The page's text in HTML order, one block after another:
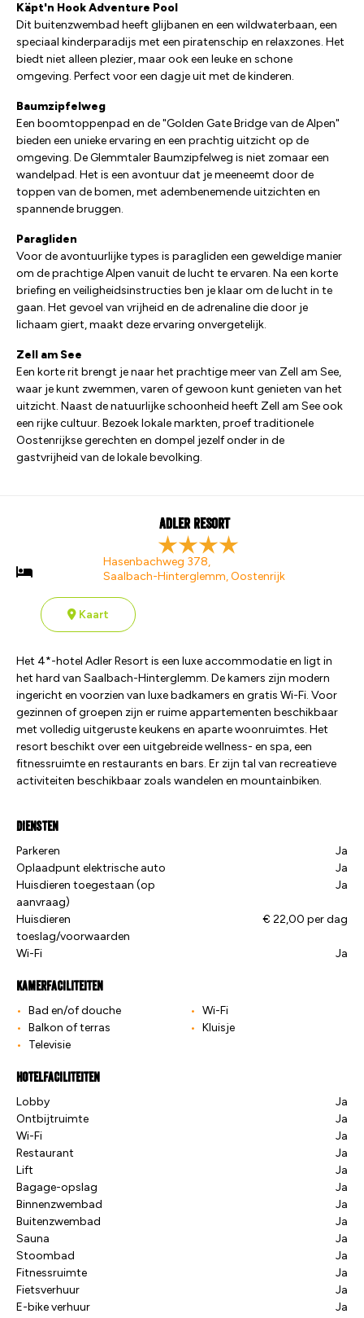
Käpt'n Hook Adventure Pool
Dit buitenzwembad heeft glijbanen en een wildwaterbaan, een
speciaal kinderparadijs met een piratenschip en relaxzones. Het
biedt niet alleen plezier, maar ook een leuke en schone
omgeving. Perfect voor een dagje uit met de kinderen.
Baumzipfelweg
Een boomtoppenpad en de "Golden Gate Bridge van de Alpen"
bieden een unieke ervaring en een prachtig uitzicht op de
omgeving. De Glemmtaler Baumzipfelweg is niet zomaar een
wandelpad. Het is een avontuur dat je meeneemt door de
toppen van de bomen, met adembenemende uitzichten en
spannende bruggen.
Paragliden
Voor de avontuurlijke types is paragliden een geweldige manier
om de prachtige Alpen vanuit de lucht te ervaren. Na een korte
briefing en veiligheidsinstructies ben je klaar om de lucht in te
gaan. Het gevoel van vrijheid en de adrenaline die door je
lichaam giert, maakt deze ervaring onvergetelijk.
Zell am See
Een korte rit brengt je naar het prachtige meer van Zell am See,
waar je kunt zwemmen, varen of gewoon kunt genieten van het
uitzicht. Naast de natuurlijke schoonheid heeft Zell am See ook
een rijke cultuur. Bezoek lokale markten, proef traditionele
Oostenrijkse gerechten en dompel jezelf onder in de
gastvrijheid van de lokale bevolking.
Adler Resort
Hasenbachweg 378,
Saalbach-Hinterglemm, Oostenrijk
Kaart
Het 4*-hotel Adler Resort is een luxe accommodatie en ligt in
het hard van Saalbach-Hinterglemm. De kamers zijn modern
ingericht en voorzien van luxe badkamers en gratis Wi-Fi. Voor
gezinnen of groepen zijn er ruime appartementen beschikbaar
met volledig uitgeruste keukens en aparte woonruimtes. Het
resort beschikt over een uitgebreide wellness- en spa, een
fitnessruimte en restaurants en bars. Er zijn tal van recreatieve
activiteiten beschikbaar zoals wandelen en mountainbiken.
Diensten
Parkeren
Ja
Oplaadpunt elektrische auto
Ja
Huisdieren toegestaan (op
aanvraag)
Ja
Huisdieren
toeslag/voorwaarden
€ 22,00 per dag
Wi-Fi Ja
Kamerfaciliteiten
Bad en/of douche
Wi-Fi
Balkon of terras
Kluisje
Televisie
Hotelfaciliteiten
Lobby
Ja
Ontbijtruimte
Ja
Wi-Fi
Ja
Restaurant
Ja
Lift
Ja
Bagage-opslag
Ja
Binnenzwembad
Ja
Buitenzwembad
Ja
Sauna
Ja
Stoombad
Ja
Fitnessruimte
Ja
Fietsverhuur
Ja
E-bike verhuur
Ja